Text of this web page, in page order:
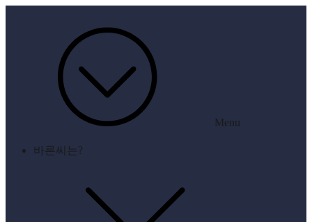
Menu
바른씨는?